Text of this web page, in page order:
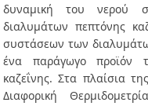
δυναμική του νερού
διαλυμάτων πεπτόνης
συστάσεων των
ένα παράγωγο προϊόν
καζεΐνης. Στα πλαίσια
Διαφορική